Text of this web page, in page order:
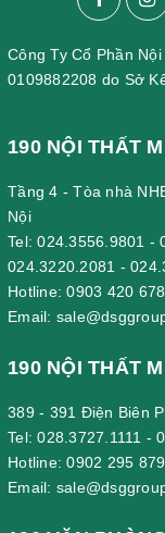
Công Ty Cổ Phần
0109882208 do Sở
190 NỘI THẤT
Tầng 4 - Tòa nhà
Nội
Tel:024.3556.9801 -
024.3220.2081 -
Hotline:0903 420 678
Email:
190 NỘI THẤT
389 - 391 Điện Biên
Tel:028.3727.1111 -
Hotline:0902 295 879
Email: